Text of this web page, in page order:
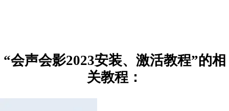
“会声会影2023安装、激活教程”的相
关教程：